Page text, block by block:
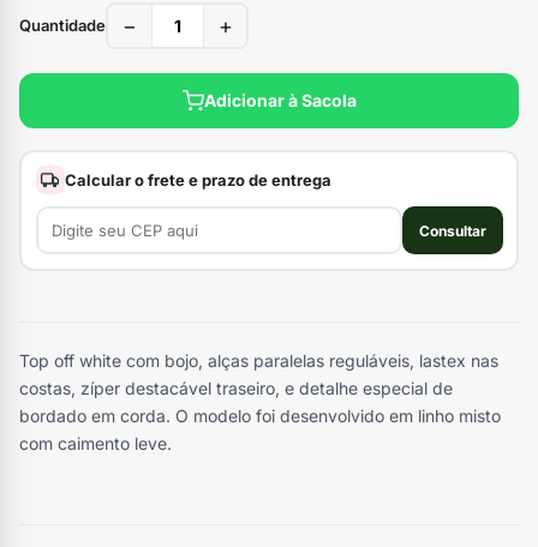
Quantidade − +
Adicionar à Sacola
Calcular o frete e prazo de entrega
Consultar
Top off white com bojo, alças paralelas reguláveis, lastex nas
costas, zíper destacável traseiro, e detalhe especial de
bordado em corda. O modelo foi desenvolvido em linho misto
com caimento leve.